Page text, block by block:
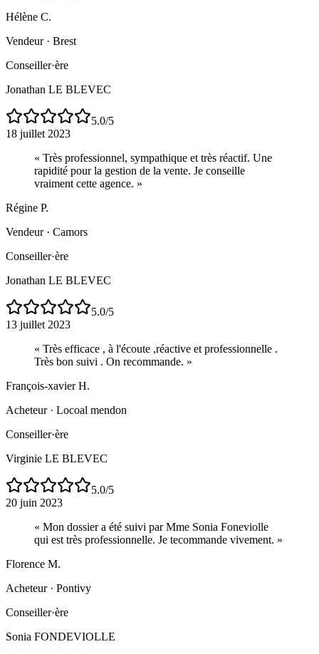
Hélène C.
Vendeur· Brest
Conseiller·ère
Jonathan LE BLEVEC
5.0/5
18 juillet 2023
« Très professionnel, sympathique et très réactif. Une
rapidité pour la gestion de la vente. Je conseille
vraiment cette agence. »
Régine P.
Vendeur· Camors
Conseiller·ère
Jonathan LE BLEVEC
5.0/5
13 juillet 2023
« Très efficace , à l'écoute ,réactive et professionnelle .
Très bon suivi . On recommande. »
François-xavier H.
Acheteur· Locoal mendon
Conseiller·ère
Virginie LE BLEVEC
5.0/5
20 juin 2023
« Mon dossier a été suivi par Mme Sonia Foneviolle
qui est très professionnelle. Je tecommande vivement. »
Florence M.
Acheteur· Pontivy
Conseiller·ère
Sonia FONDEVIOLLE